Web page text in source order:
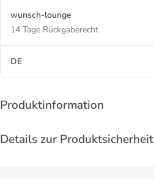
wunsch-lounge
14 Tage Rückgaberecht
DE
Produktinformation
Details zur Produktsicherheit